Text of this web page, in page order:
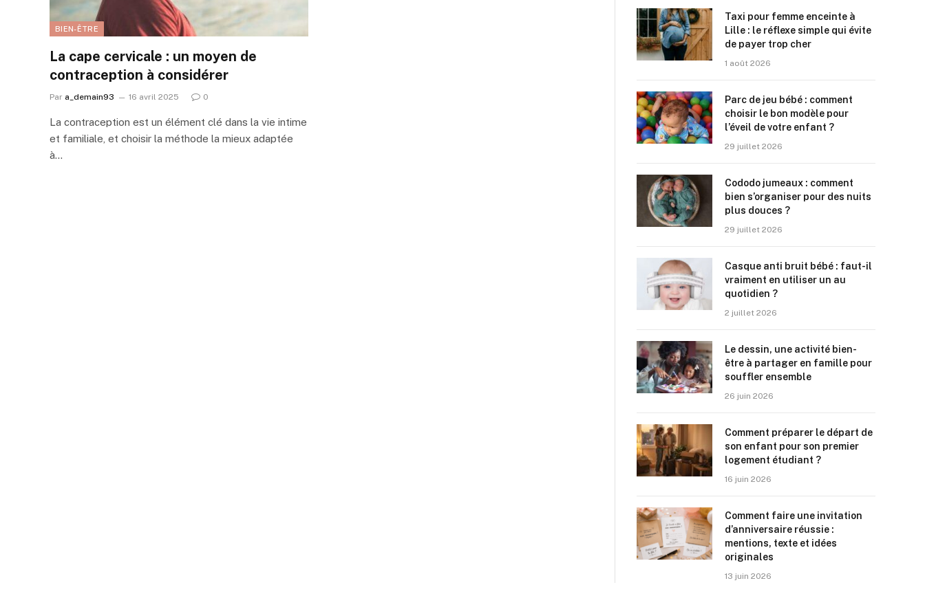
BIEN-ÊTRE
La cape cervicale : un moyen de
contraception à considérer
Par a_demain93 16 avril 2025 0
La contraception est un élément clé dans la vie intime
et familiale, et choisir la méthode la mieux adaptée
à…
Taxi pour femme enceinte à
Lille : le réflexe simple qui évite
de payer trop cher
1 août 2026
Parc de jeu bébé : comment
choisir le bon modèle pour
l’éveil de votre enfant ?
29 juillet 2026
Cododo jumeaux : comment
bien s’organiser pour des nuits
plus douces ?
29 juillet 2026
Casque anti bruit bébé : faut-il
vraiment en utiliser un au
quotidien ?
2 juillet 2026
Le dessin, une activité bien-
être à partager en famille pour
souffler ensemble
26 juin 2026
Comment préparer le départ de
son enfant pour son premier
logement étudiant ?
16 juin 2026
Comment faire une invitation
d’anniversaire réussie :
mentions, texte et idées
originales
13 juin 2026